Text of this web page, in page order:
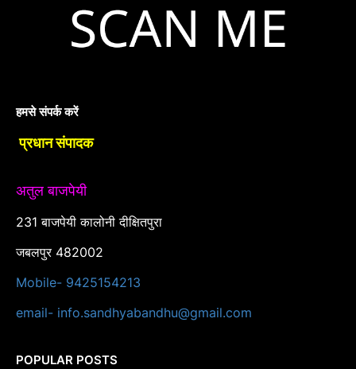
हमसे संपर्क करें
प्रधान संपादक
अतुल बाजपेयी
231 बाजपेयी कालोनी दीक्षितपुरा
जबलपुर 482002
Mobile- 9425154213
email- info.sandhyabandhu@gmail.com
POPULAR POSTS